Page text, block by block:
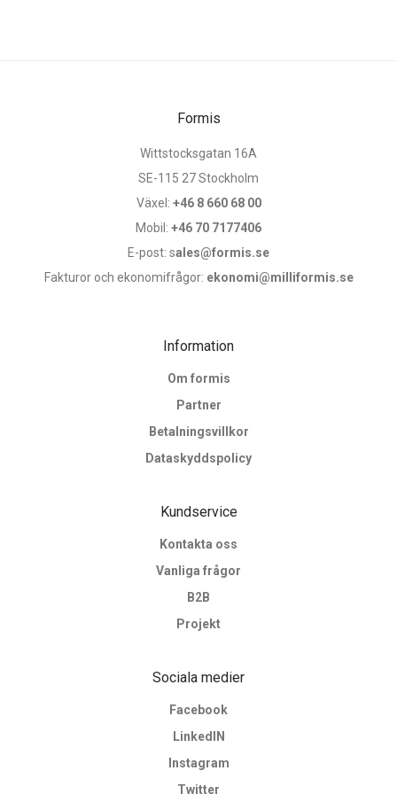
Formis
Wittstocksgatan 16A
SE-115 27 Stockholm
Växel: +46 8 660 68 00
Mobil: +46 70 7177406
E-post: sales@formis.se
Fakturor och ekonomifrågor: ekonomi@milliformis.se
Information
Om formis
Partner
Betalningsvillkor
Dataskyddspolicy
Kundservice
Kontakta oss
Vanliga frågor
B2B
Projekt
Sociala medier
Facebook
LinkedIN
Instagram
Twitter